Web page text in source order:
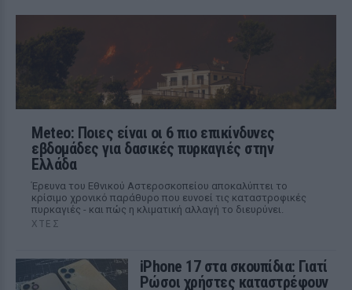
Meteo: Ποιες είναι οι 6 πιο επικίνδυνες
εβδομάδες για δασικές πυρκαγιές στην
Ελλάδα
Έρευνα του Εθνικού Αστεροσκοπείου αποκαλύπτει το
κρίσιμο χρονικό παράθυρο που ευνοεί τις καταστροφικές
πυρκαγιές - και πώς η κλιματική αλλαγή το διευρύνει.
ΧΤΕΣ
iPhone 17 στα σκουπίδια: Γιατί
Ρώσοι χρήστες καταστρέφουν